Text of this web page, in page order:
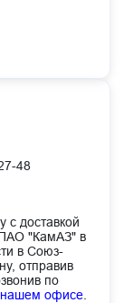
48
с доставкой
"КамАЗ" в
в Союз-
отправив
по
нашем офисе